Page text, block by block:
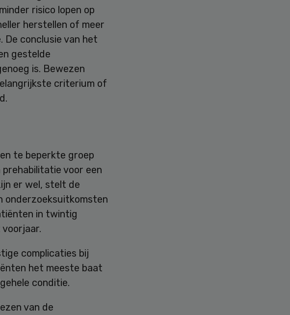
risico lopen op
herstellen of meer
De conclusie van het
gestelde
is. Bewezen
criterium of
te beperkte groep
voor een
er wel, stelt de
onderzoeksuitkomsten
in twintig
complicaties bij
het meeste baat
conditie.
van de